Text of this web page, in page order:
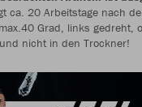
ca. 20 Arbeitstage nach
Grad, links gedreht,
und nicht in den Trockner!